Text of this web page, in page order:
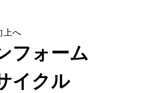
上へ
フォーム
イクル